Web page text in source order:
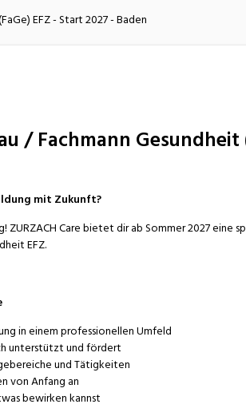
EFZ - Start 2027 - Baden
/ Fachmann Gesundheit
mit Zukunft?
ZURZACH Care bietet dir ab Sommer 2027 eine
EFZ.
in einem professionellen Umfeld
unterstützt und fördert
und Tätigkeiten
von Anfang an
bewirken kannst